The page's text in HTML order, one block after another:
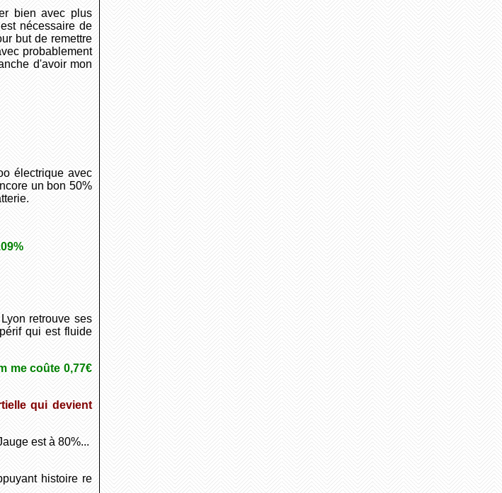
bien avec plus
nécessaire de
but de remettre
probablement
d'avoir mon
électrique avec
un bon 50%
retrouve ses
qui est fluide
me coûte 0,77€
qui devient
est à 80%...
histoire re